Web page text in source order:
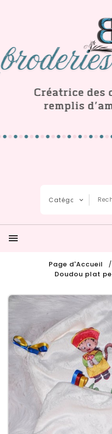

Page d'Accueil
Doudou plat